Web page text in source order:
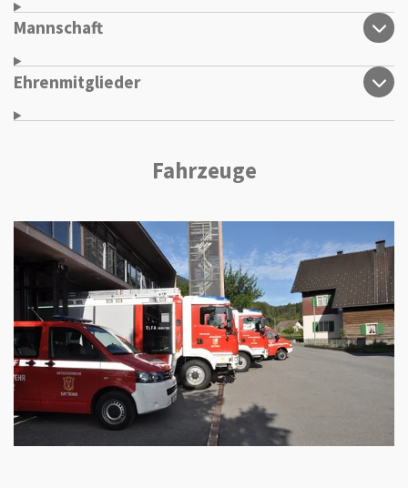
Mannschaft
Ehrenmitglieder
Fahrzeuge